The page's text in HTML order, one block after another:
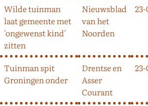
Wilde tuinman
laat gemeente met
'ongewenst kind'
zitten
Nieuwsblad
van het
Noorden
23-
Tuinman spit
Groningen onder
Drentse en
Asser
Courant
23-